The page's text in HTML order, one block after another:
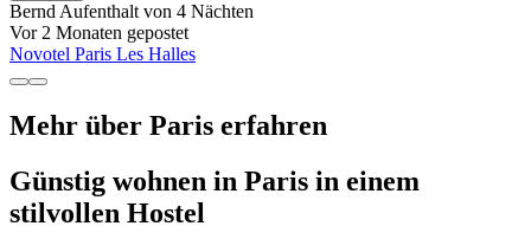
BerndAufenthalt von 4 Nächten
Vor 2 Monaten gepostet
Novotel Paris Les Halles
Mehr über Paris erfahren
Günstig wohnen in Paris in einem
stilvollen Hostel